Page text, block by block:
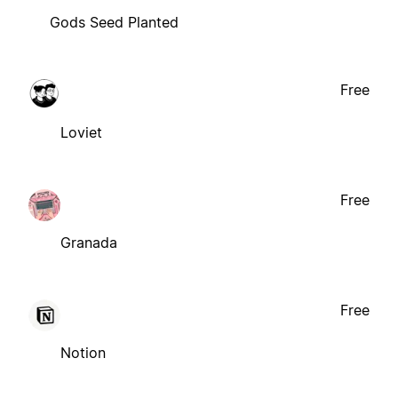
Gods Seed Planted
Loviet
Free
Granada
Free
Notion
Free